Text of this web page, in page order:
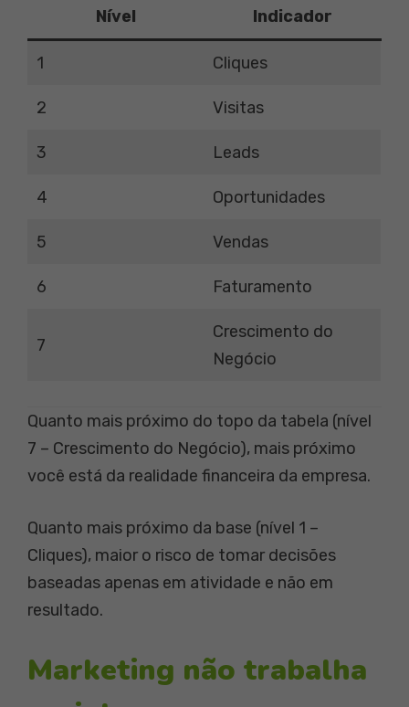
Nível Indicador
1 Cliques
2 Visitas
3 Leads
4 Oportunidades
5 Vendas
6 Faturamento
7
Crescimento do
Negócio
Quanto mais próximo do topo da tabela (nível
7 – Crescimento do Negócio), mais próximo
você está da realidade financeira da empresa.
Quanto mais próximo da base (nível 1 –
Cliques), maior o risco de tomar decisões
baseadas apenas em atividade e não em
resultado.
Marketing não trabalha